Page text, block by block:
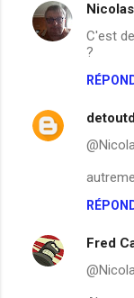
n
r
e
C'est
?
Fred